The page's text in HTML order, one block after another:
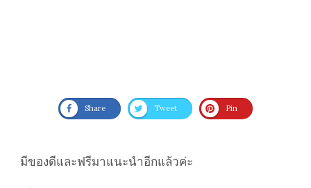
Share Tweet Pin
มีของดีและฟรีมาแนะนำอีกแล้วค่ะ